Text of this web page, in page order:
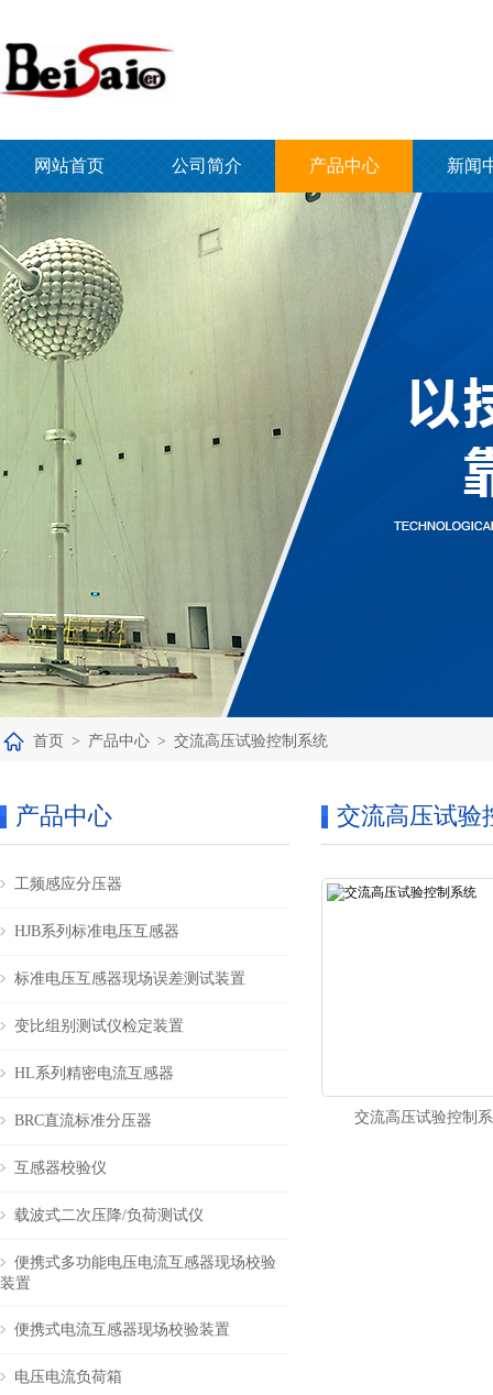
网站首页 公司简介 产品中心 新闻
首页 > 产品中心 > 交流高压试验控制系统
产品中心
工频感应分压器
HJB系列标准电压互感器
标准电压互感器现场误差测试装置
变比组别测试仪检定装置
HL系列精密电流互感器
BRC直流标准分压器
互感器校验仪
载波式二次压降/负荷测试仪
便携式多功能电压电流互感器现场校验
装置
便携式电流互感器现场校验装置
电压电流负荷箱
交流高压试验
交流高压试验控制